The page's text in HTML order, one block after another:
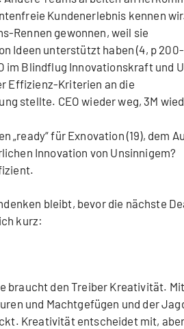
Kundenerlebnis kennen
Rennen gewonnen, weil sie
Ideen unterstützt haben (4, p 200-
im Blindflug Innovationskraft und
Effizienz-Kriterien an die
stellte. CEO wieder weg, 3M
„ready“ für Exnovation (19), dem
Innovation von Unsinnigem?
bleibt, bevor die nächste
kurz:
braucht den Treiber Kreativität.
und Machtgefügen und der
Kreativität entscheidet mit,